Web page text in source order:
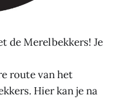
de Merelbekkers! Je
route van het
Hier kan je na